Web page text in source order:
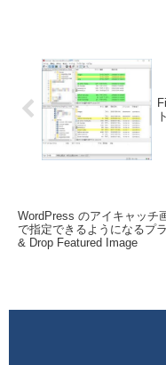
WordPress のアイキャッチ
で指定できるようになるプ
& Drop Featured Image